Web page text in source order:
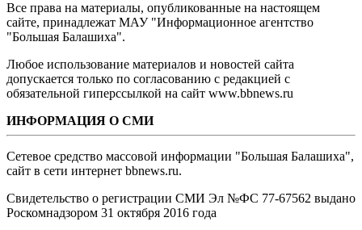
Все права на материалы, опубликованные на настоящем
сайте, принадлежат МАУ "Информационное агентство
"Большая Балашиха".
Любое использование материалов и новостей сайта
допускается только по согласованию с редакцией с
обязательной гиперссылкой на сайт www.bbnews.ru
ИНФОРМАЦИЯ О СМИ
Сетевое средство массовой информации "Большая Балашиха",
сайт в сети интернет bbnews.ru.
Свидетельство о регистрации СМИ Эл №ФС ‎77-67562 выдано
Роскомнадзором 31 октября 2016 года